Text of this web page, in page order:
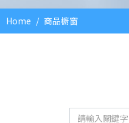
Home 商品櫥窗